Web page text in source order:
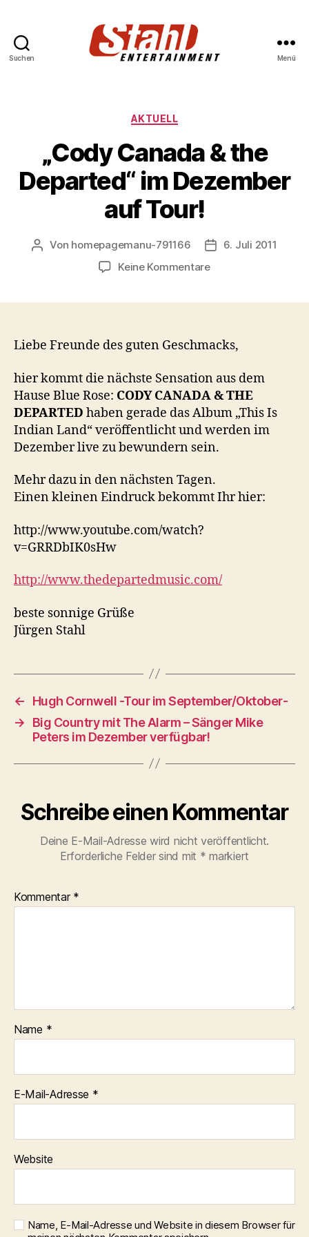
Suchen Menü
Kategorien
AKTUELL
„Cody Canada & the
Departed“ im Dezember
auf Tour!
Beitragsautor
Von homepagemanu-791166
6. Juli 2011
Keine Kommentarezu
Departed“
Dezember
auf
Tour!
Liebe Freunde des guten Geschmacks,
hier kommt die nächste Sensation aus dem
Hause Blue Rose: CODY CANADA & THE
DEPARTED haben gerade das Album „This Is
Indian Land“ veröffentlicht und werden im
Dezember live zu bewundern sein.
Mehr dazu in den nächsten Tagen.
Einen kleinen Eindruck bekommt Ihr hier:
http://www.youtube.com/watch?
v=GRRDbIK0sHw
http://www.thedepartedmusic.com/
beste sonnige Grüße
Jürgen Stahl
←
Hugh Cornwell -Tour im September/Oktober-
→
Big Country mit The Alarm – Sänger Mike
Peters im Dezember verfügbar!
Schreibe einen Kommentar
Deine E-Mail-Adresse wird nicht veröffentlicht.
Erforderliche Felder sind mit * markiert
Kommentar *
Name *
E-Mail-Adresse *
Website
Name, E-Mail-Adresse und Website in diesem Browser für